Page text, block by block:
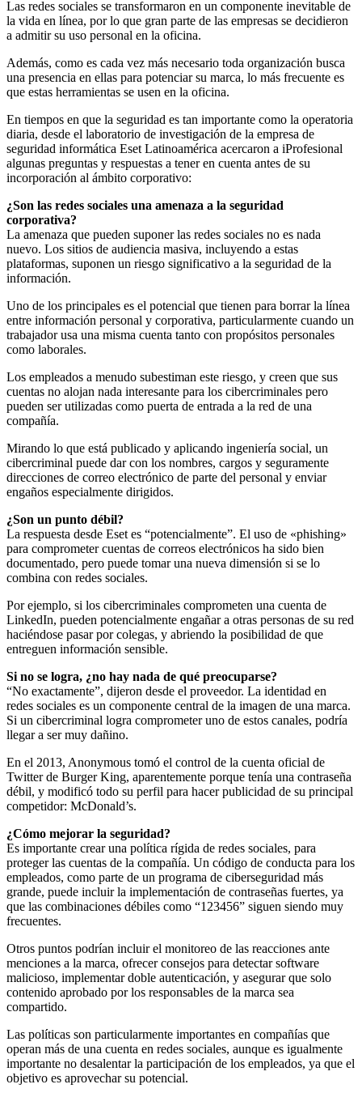
Las redes sociales se transformaron en un componente inevitable de
la vida en línea, por lo que gran parte de las empresas se decidieron
a admitir su uso personal en la oficina.
Además, como es cada vez más necesario toda organización busca
una presencia en ellas para potenciar su marca, lo más frecuente es
que estas herramientas se usen en la oficina.
En tiempos en que la seguridad es tan importante como la operatoria
diaria, desde el laboratorio de investigación de la empresa de
seguridad informática Eset Latinoamérica acercaron a iProfesional
algunas preguntas y respuestas a tener en cuenta antes de su
incorporación al ámbito corporativo:
¿Son las redes sociales una amenaza a la seguridad
corporativa?
La amenaza que pueden suponer las redes sociales no es nada
nuevo. Los sitios de audiencia masiva, incluyendo a estas
plataformas, suponen un riesgo significativo a la seguridad de la
información.
Uno de los principales es el potencial que tienen para borrar la línea
entre información personal y corporativa, particularmente cuando un
trabajador usa una misma cuenta tanto con propósitos personales
como laborales.
Los empleados a menudo subestiman este riesgo, y creen que sus
cuentas no alojan nada interesante para los cibercriminales pero
pueden ser utilizadas como puerta de entrada a la red de una
compañía.
Mirando lo que está publicado y aplicando ingeniería social, un
cibercriminal puede dar con los nombres, cargos y seguramente
direcciones de correo electrónico de parte del personal y enviar
engaños especialmente dirigidos.
¿Son un punto débil?
La respuesta desde Eset es “potencialmente”. El uso de «phishing»
para comprometer cuentas de correos electrónicos ha sido bien
documentado, pero puede tomar una nueva dimensión si se lo
combina con redes sociales.
Por ejemplo, si los cibercriminales comprometen una cuenta de
LinkedIn, pueden potencialmente engañar a otras personas de su red
haciéndose pasar por colegas, y abriendo la posibilidad de que
entreguen información sensible.
Si no se logra, ¿no hay nada de qué preocuparse?
“No exactamente”, dijeron desde el proveedor. La identidad en
redes sociales es un componente central de la imagen de una marca.
Si un cibercriminal logra comprometer uno de estos canales, podría
llegar a ser muy dañino.
En el 2013, Anonymous tomó el control de la cuenta oficial de
Twitter de Burger King, aparentemente porque tenía una contraseña
débil, y modificó todo su perfil para hacer publicidad de su principal
competidor: McDonald’s.
¿Cómo mejorar la seguridad?
Es importante crear una política rígida de redes sociales, para
proteger las cuentas de la compañía. Un código de conducta para los
empleados, como parte de un programa de ciberseguridad más
grande, puede incluir la implementación de contraseñas fuertes, ya
que las combinaciones débiles como “123456” siguen siendo muy
frecuentes.
Otros puntos podrían incluir el monitoreo de las reacciones ante
menciones a la marca, ofrecer consejos para detectar software
malicioso, implementar doble autenticación, y asegurar que solo
contenido aprobado por los responsables de la marca sea
compartido.
Las políticas son particularmente importantes en compañías que
operan más de una cuenta en redes sociales, aunque es igualmente
importante no desalentar la participación de los empleados, ya que el
objetivo es aprovechar su potencial.